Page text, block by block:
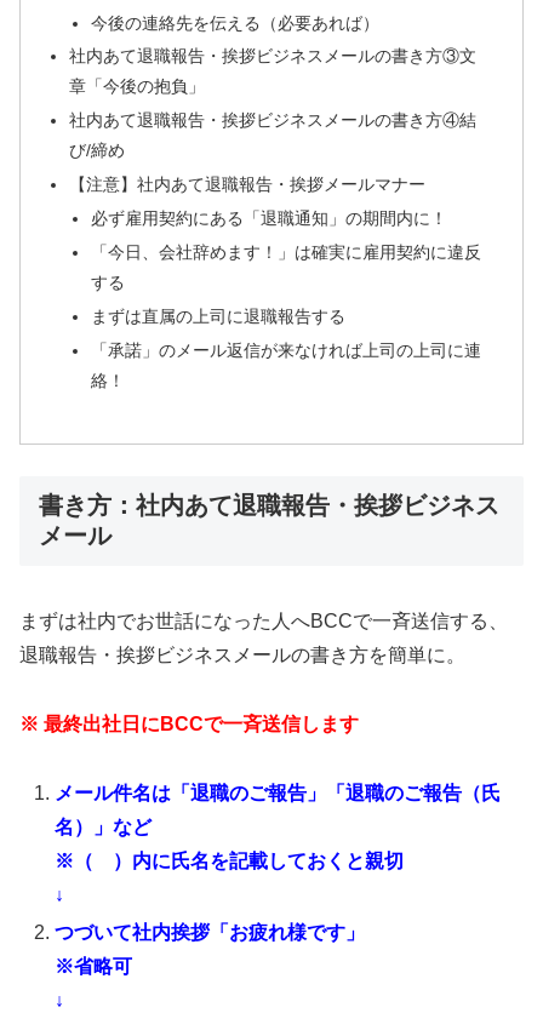
今後の連絡先を伝える（必要あれば）
社内あて退職報告・挨拶ビジネスメールの書き方③文
章「今後の抱負」
社内あて退職報告・挨拶ビジネスメールの書き方④結
び/締め
【注意】社内あて退職報告・挨拶メールマナー
必ず雇用契約にある「退職通知」の期間内に！
「今日、会社辞めます！」は確実に雇用契約に違反
する
まずは直属の上司に退職報告する
「承諾」のメール返信が来なければ上司の上司に連
絡！
書き方：社内あて退職報告・挨拶ビジネス
メール
まずは社内でお世話になった人へBCCで一斉送信する、
退職報告・挨拶ビジネスメールの書き方を簡単に。
※ 最終出社日にBCCで一斉送信します
メール件名は「退職のご報告」「退職のご報告（氏
名）」など
※（ ）内に氏名を記載しておくと親切
↓
つづいて社内挨拶「お疲れ様です」
※省略可
↓